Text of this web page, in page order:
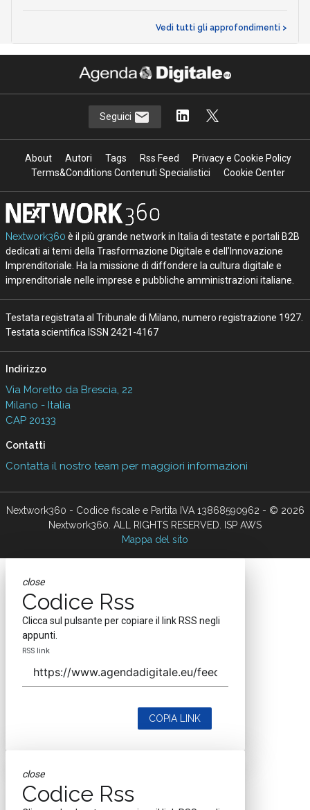
Vedi tutti gli approfondimenti >
Seguici
About Autori Tags Rss Feed
Privacy e Cookie Policy
Terms&Conditions Contenuti Specialistici
Cookie Center
Nextwork360 è il più grande network in Italia di testate e portali B2B
dedicati ai temi della Trasformazione Digitale e dell’Innovazione
Imprenditoriale. Ha la missione di diffondere la cultura digitale e
imprenditoriale nelle imprese e pubbliche amministrazioni italiane.
Testata registrata al Tribunale di Milano, numero registrazione 1927.
Testata scientifica ISSN 2421-4167
Indirizzo
Via Moretto da Brescia, 22
Milano - Italia
CAP 20133
Contatti
Contatta il nostro team per maggiori informazioni
Nextwork360 - Codice fiscale e Partita IVA 13868590962 - © 2026
Nextwork360. ALL RIGHTS RESERVED. ISP AWS
Mappa del sito
close
Codice Rss
Clicca sul pulsante per copiare il link RSS negli
appunti.
RSS link
COPIA LINK
close
Codice Rss